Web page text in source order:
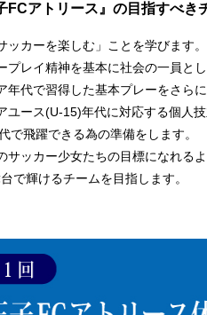
FCアトリース』の目指すべき
ッカーを楽しむ」ことを学びます。
プレイ精神を基本に社会の一員と
年代で習得した基本プレーをさら
ユース(U-15)年代に対応する個人
で飛躍できる為の準備をします。
サッカー少女たちの目標になれる
で輝けるチームを目指します。